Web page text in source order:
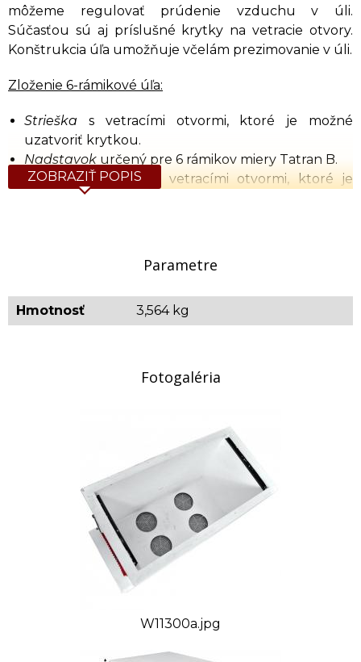
môžeme regulovať prúdenie vzduchu v úli.
Súčasťou sú aj príslušné krytky na vetracie otvory.
Konštrukcia úľa umožňuje včelám prezimovanie v úli.
Zloženie 6-rámikové úľa:
Strieška s vetracími otvormi, ktoré je možné
uzatvoriť krytkou.
Nadstavok určený pre 6 rámikov miery Tatran B.
Dnoso 4 okrúhlimi vetracími otvormi, ktoré je
možné uzatvoriť krytkou.
spoja, ktorý zabraňuje rozobranie počas transportu
zábrana.
svojich včelstiev alebo na predaj. Vďaka výborným
matkami. Jeho veľkosť je dostačujúca na chytanie
rojov a dočasnú izoláciu pri zisťovaní ich zdravotného
stavu. Možno v ňom tiež izolovať včelstvá pri
napadnutí a liečení moru včelieho plodu alebo
varoázy. V poslednom rade môžeme 6-rámkový úľ
využiť na výchovu nových matiek.
Kovové zamykanie znemožňuje rozpadnutie úľa na
jednotlivé časti počas transportu alebo pri silnom
vetre. Strecha aj dno sú vybavené ventilačnými
otvormi, ktorými môžeme regulovať cirkuláciu
vzduchu vo vnútri úľa. Jeho konštrukcia umožňuje
ZOBRAZIŤ POPIS
Parametre
Hmotnosť 3,564 kg
Fotogaléria
W11300a.jpg